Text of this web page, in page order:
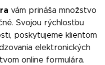
vám prináša množstvo
Svojou rýchlosťou
poskytujeme klientom
elektronických
online formulára.